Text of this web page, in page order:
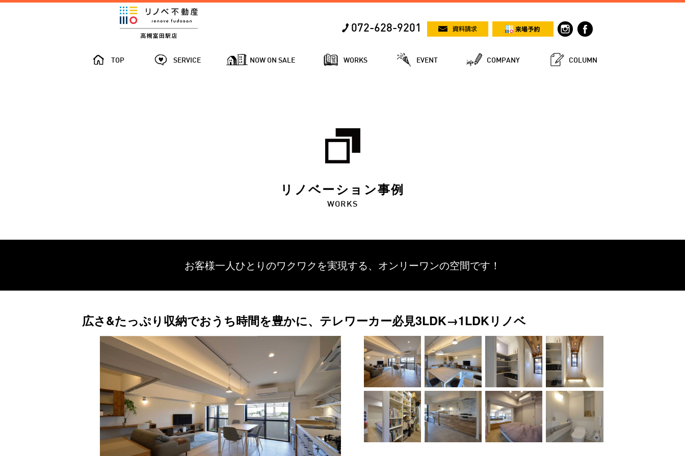
072-628-9201
TOP SERVICE NOW ON SALE WORKS EVENT COMPANY COLUMN
リノベーション事例
WORKS
お客様一人ひとりのワクワクを実現する、 オンリーワンの空間です！
広さ&たっぷり収納でおうち時間を豊かに、テレワーカー必見3LDK→1LDKリノベ